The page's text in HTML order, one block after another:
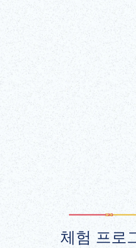
체험 프로